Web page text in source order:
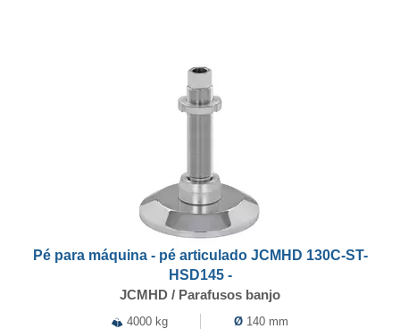
Pé para máquina - pé articulado JCMHD 130C-ST-
HSD145 -
JCMHD / Parafusos banjo
4000 kg Ø 140 mm